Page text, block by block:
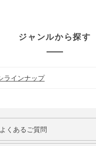
ジャンルから探す
ラインナップ
くあるご質問